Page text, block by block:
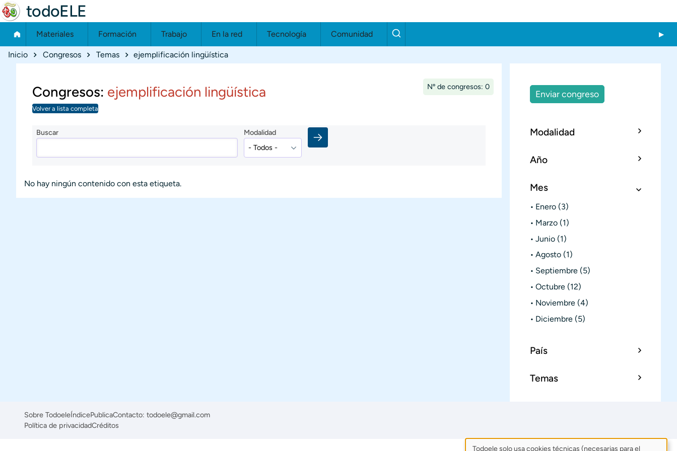
todoELE
Materiales Formación Trabajo En la red Tecnología Comunidad
Ruta de navegación
Inicio Congresos Temas ejemplificación lingüística
Congresos: ejemplificación lingüística Nº de congresos: 0
Volver a lista completa
Buscar Modalidad
No hay ningún contenido con esta etiqueta.
Enviar congreso
Modalidad
Año
Mes
Enero (3)
Marzo (1)
Junio (1)
Agosto (1)
Septiembre (5)
Octubre (12)
Noviembre (4)
Diciembre (5)
País
Temas
Sobre TodoeleÍndicePublicaContacto: todoele@gmail.com
Política de privacidadCréditos
Todoele solo usa cookies técnicas (necesarias para el